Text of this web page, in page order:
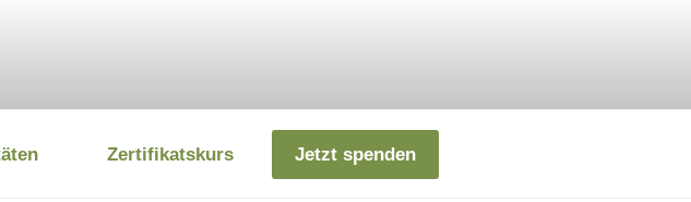
Zertifikatskurs Jetzt spenden